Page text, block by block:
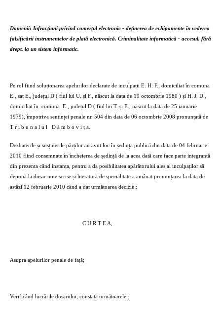
Domenii: Infracțiuni privind comerțul electronic - deținerea de echipamente în vederea
falsificării instrumentelor de plată electronică. Criminalitate informatică - accesul, fără
drept, la un sistem informatic.
Pe rol fiind soluționarea apelurilor declarate de inculpații E. H. F., domiciliat în comuna
E., sat E., județul D ( fiul lui U. și F., născut la data de 19 octombrie 1980 ) și H. J. D.,
domiciliat în
comuna E., județul D ( fiul lui T. și E., născut la data de 25 ianuarie
1979), împotriva sentinței penale nr. 504 din data de 06 octombrie 2008 pronunțată de
T r i b u n a l u l
D â m b o v i ț a.
Dezbaterile și susținerile părților au avut loc în ședința publică din data de 04 februarie
2010 fiind consemnate în încheierea de ședință de la acea dată care face parte integrantă
din prezenta când instanța, pentru a da posibilitatea apărătorului ales al inculpaților să
depună la dosar note scrise și literatură de specialitate a amânat pronunțarea la data de
astăzi 12 februarie 2010 când a dat următoarea decizie :
C U R T E A,
Asupra apelurilor penale de față;
Verificând lucrările dosarului, constată următoarele :